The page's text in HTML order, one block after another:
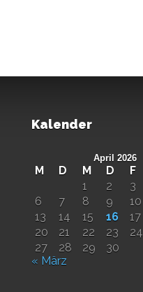
Kalender
April 2026
M D M D F
1
2 3
6
7 8 9 10
13
14 15 16 17
20
21 22 23 24
27
28 29
30
« März